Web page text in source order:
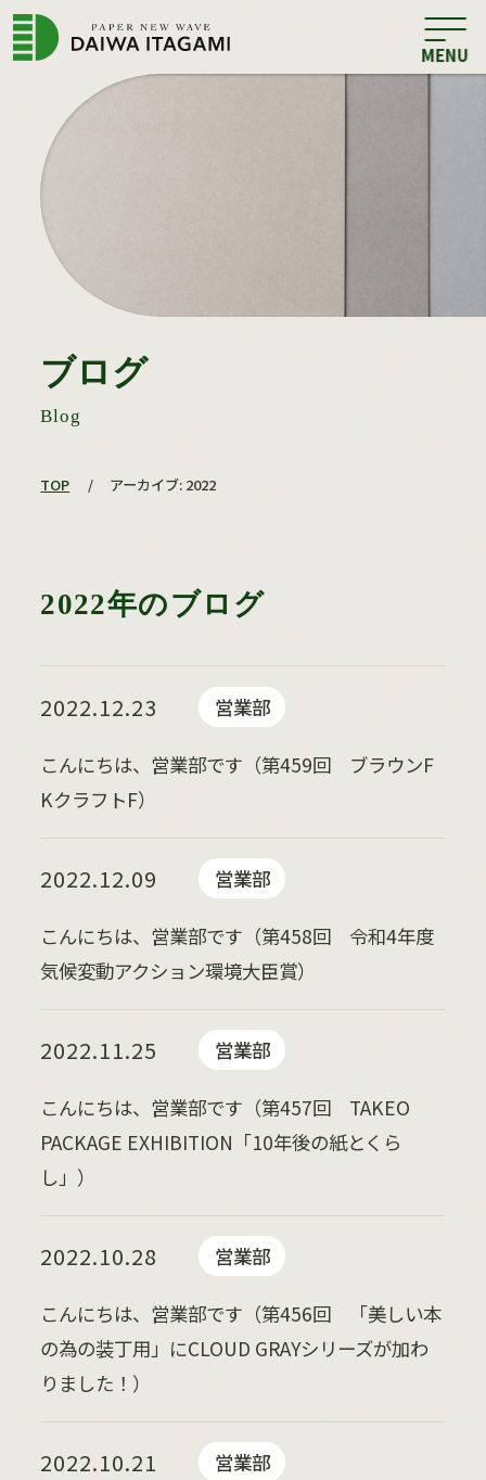
ブログ
Blog
TOP / アーカイブ: 2022
2022年のブログ
2022.12.23 営業部
こんにちは、営業部です（第459回 ブラウンF
KクラフトF）
2022.12.09 営業部
こんにちは、営業部です（第458回 令和4年度
気候変動アクション環境大臣賞）
2022.11.25 営業部
こんにちは、営業部です（第457回 TAKEO
PACKAGE EXHIBITION「10年後の紙とくら
し」）
2022.10.28 営業部
こんにちは、営業部です（第456回 「美しい本
の為の装丁用」にCLOUD GRAYシリーズが加わ
りました！）
2022.10.21 営業部